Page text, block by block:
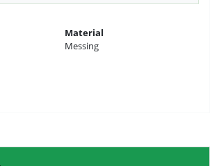
Material
Messing